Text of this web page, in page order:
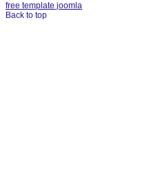
free template joomla
Back to top